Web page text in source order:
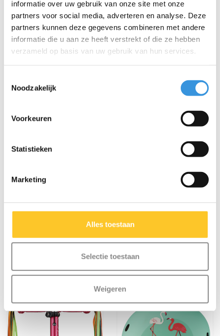
informatie over uw gebruik van onze site met onze
partners voor social media, adverteren en analyse. Deze
partners kunnen deze gegevens combineren met andere
informatie die u aan ze heeft verstrekt of die ze hebben
verzameld op basis van uw gebruik van hun services.
Noodzakelijk
Voorkeuren
Statistieken
Marketing
Alles toestaan
Selectie toestaan
Weigeren
Iets extra's erbij?
Micro LED lampje
deluxe Roze
Scootaheadz eenhoorn
wit